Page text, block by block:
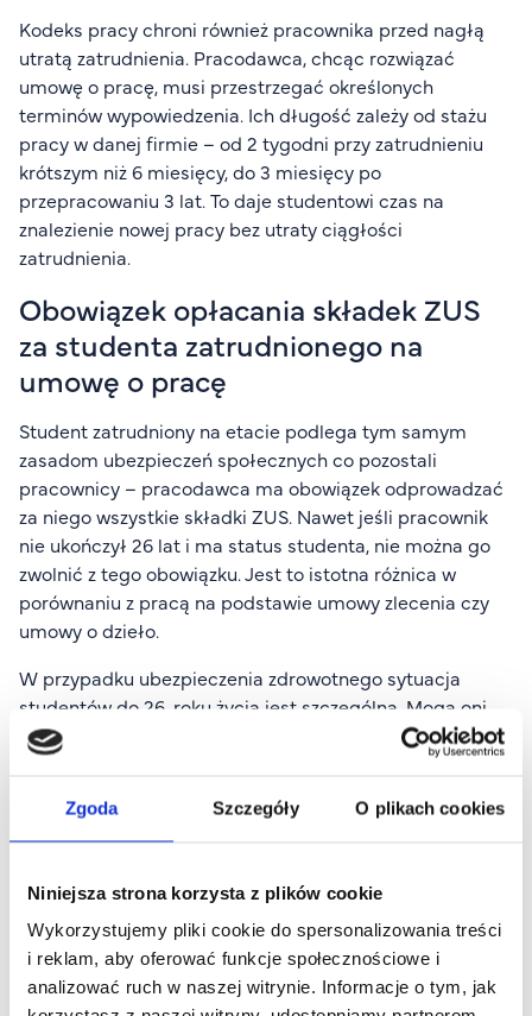
Zgoda Szczegóły O plikach cookies
Niniejsza strona korzysta z plików cookie
Wykorzystujemy pliki cookie do spersonalizowania treści
i reklam, aby oferować funkcje społecznościowe i
analizować ruch w naszej witrynie. Informacje o tym, jak
Kodeks pracy chroni również pracownika przed nagłą
utratą zatrudnienia. Pracodawca, chcąc rozwiązać
umowę o pracę, musi przestrzegać określonych
terminów wypowiedzenia. Ich długość zależy od stażu
pracy w danej firmie – od 2 tygodni przy zatrudnieniu
krótszym niż 6 miesięcy, do 3 miesięcy po
przepracowaniu 3 lat. To daje studentowi czas na
znalezienie nowej pracy bez utraty ciągłości
zatrudnienia.
Obowiązek opłacania składek ZUS
za studenta zatrudnionego na
umowę o pracę
Student zatrudniony na etacie podlega tym samym
zasadom ubezpieczeń społecznych co pozostali
pracownicy – pracodawca ma obowiązek odprowadzać
za niego wszystkie składki ZUS. Nawet jeśli pracownik
nie ukończył 26 lat i ma status studenta, nie można go
zwolnić z tego obowiązku. Jest to istotna różnica w
porównaniu z pracą na podstawie umowy zlecenia czy
umowy o dzieło.
W przypadku ubezpieczenia zdrowotnego sytuacja
studentów do 26. roku życia jest szczególna. Mogą oni
korzystać z opieki medycznej dzięki zgłoszeniu do
ubezpieczenia przez rodziców lub opiekunów prawnych.
uprawnienia – pracodawca nadal musi odprowadzać
pełną składkę zdrowotną. Student może więc być
Czy umowa o pracę wpływa na staż
pracy studenta?